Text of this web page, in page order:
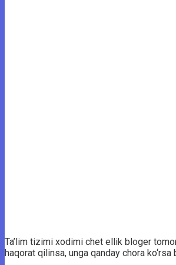
Ta’lim tizimi xodimi chet ellik bloger
haqorat qilinsa, unga qanday chora ko‘rsa